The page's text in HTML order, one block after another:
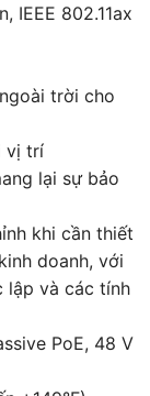
IEEE 802.11ax
trời cho
vị trí
lại sự bảo
khi cần thiết
doanh, với
lập và các tính
PoE, 48 V